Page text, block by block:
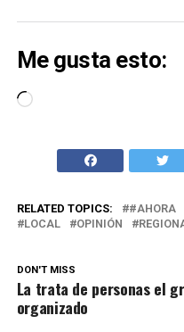
Me gusta esto:
Cargando...
RELATED TOPICS: #AHORA
LOCAL
OPINIÓN
DON'T MISS
La trata de personas el
organizado